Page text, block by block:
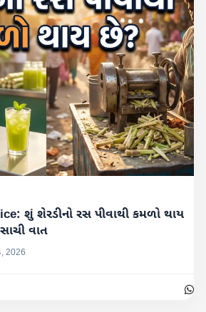
શું શેરડીનો રસ પીવાથી કમળો થાય
વાત
2026